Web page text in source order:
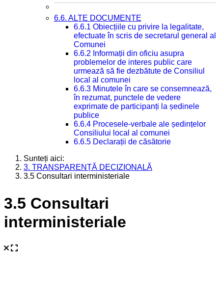
6.6. ALTE DOCUMENTE
6.6.1 Obiecțiile cu privire la legalitate,
efectuate în scris de secretarul general al
Comunei
6.6.2 Informații din oficiu asupra
problemelor de interes public care
urmează să fie dezbătute de Consiliul
local al comunei
6.6.3 Minutele în care se consemnează,
în rezumat, punctele de vedere
exprimate de participanți la ședinele
publice
6.6.4 Procesele-verbale ale ședințelor
Consiliului local al comunei
6.6.5 Declarații de căsătorie
Sunteți aici:
3. TRANSPARENȚĂ DECIZIONALĂ
3.5 Consultari interministeriale
3.5 Consultari
interministeriale